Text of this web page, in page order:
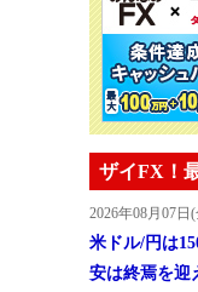
ザイFX！
2026年08月07日
米ドル/円は
安は終焉を迎